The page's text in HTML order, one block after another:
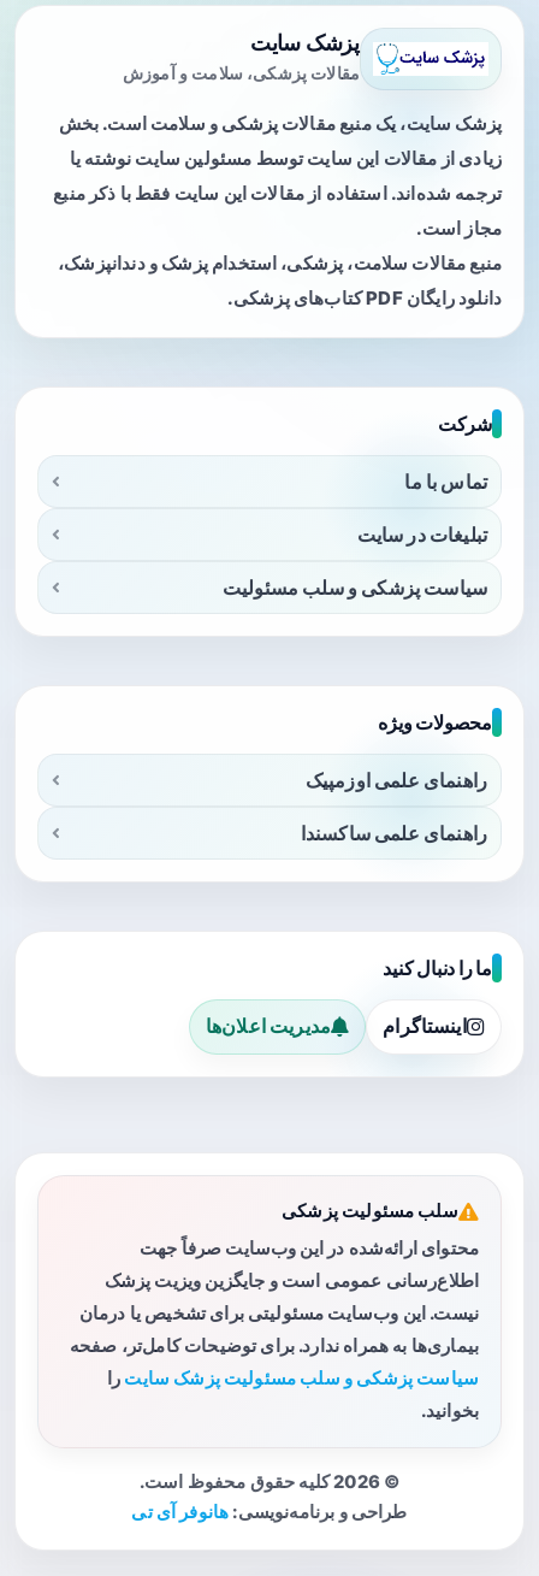
پزشک سایت
مقالات پزشکی، سلامت و آموزش
پزشک سایت، یک منبع مقالات پزشکی و سلامت است. بخش
زیادی از مقالات این سایت توسط مسئولین سایت نوشته یا
ترجمه شده‌اند. استفاده از مقالات این سایت فقط با ذکر منبع
مجاز است.
منبع مقالات سلامت، پزشکی، استخدام پزشک و دندانپزشک،
دانلود رایگان PDF کتاب‌های پزشکی.
شرکت
تماس با ما
تبلیغات در سایت
سیاست پزشکی و سلب مسئولیت
محصولات ویژه
راهنمای علمی اوزمپیک
راهنمای علمی ساکسندا
ما را دنبال کنید
اینستاگرام مدیریت اعلان‌ها
سلب مسئولیت پزشکی
محتوای ارائه‌شده در این وب‌سایت صرفاً جهت
اطلاع‌رسانی عمومی است و جایگزین ویزیت پزشک
نیست. این وب‌سایت مسئولیتی برای تشخیص یا درمان
بیماری‌ها به همراه ندارد. برای توضیحات کامل‌تر، صفحه
سیاست پزشکی و سلب مسئولیت پزشک سایت را
بخوانید.
© 2026 کلیه حقوق محفوظ است.
طراحی و برنامه‌نویسی: هانوفر آی تی